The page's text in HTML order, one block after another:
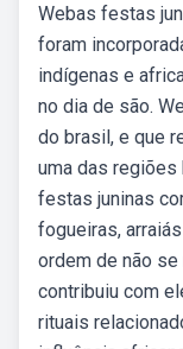
Webas festas
foram
indígenas e
no dia de são.
do brasil, e que
uma das
festas juninas
fogueiras,
ordem de não se
contribuiu com
rituais